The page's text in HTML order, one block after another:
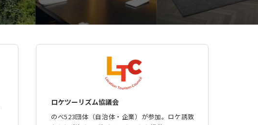
ロケツーリズム協議会
のべ523団体（自治体・企業）が参加。ロケ誘致